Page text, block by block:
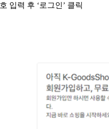
입력 후 ‘로그인’ 클릭